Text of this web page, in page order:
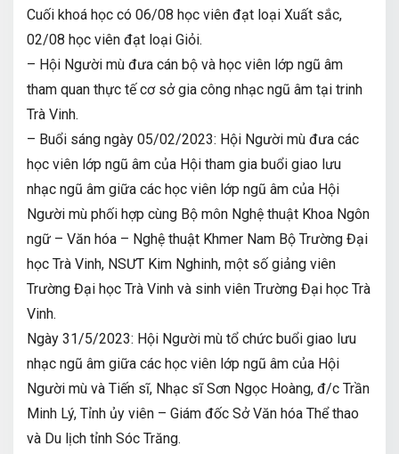
Cuối khoá học có 06/08 học viên đạt loại Xuất sắc,
02/08 học viên đạt loại Giỏi.
– Hội Người mù đưa cán bộ và học viên lớp ngũ âm
tham quan thực tế cơ sở gia công nhạc ngũ âm tại trinh
Trà Vinh.
– Buổi sáng ngày 05/02/2023: Hội Người mù đưa các
học viên lớp ngũ âm của Hội tham gia buổi giao lưu
nhạc ngũ âm giữa các học viên lớp ngũ âm của Hội
Người mù phối hợp cùng Bộ môn Nghệ thuật Khoa Ngôn
ngữ – Văn hóa – Nghệ thuật Khmer Nam Bộ Trường Đại
học Trà Vinh, NSƯT Kim Nghinh, một số giảng viên
Trường Đại học Trà Vinh và sinh viên Trường Đại học Trà
Vinh.
Ngày 31/5/2023: Hội Người mù tổ chức buổi giao lưu
nhạc ngũ âm giữa các học viên lớp ngũ âm của Hội
Người mù và Tiến sĩ, Nhạc sĩ Sơn Ngọc Hoàng, đ/c Trần
Minh Lý, Tỉnh ủy viên – Giám đốc Sở Văn hóa Thể thao
và Du lịch tỉnh Sóc Trăng.